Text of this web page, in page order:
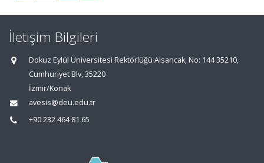
İletişim Bilgileri
Dokuz Eylül Üniversitesi Rektörlüğü Alsancak, No: 144 35210,
Cumhuriyet Blv, 35220
İzmir/Konak
avesis@deu.edu.tr
+90 232 464 81 65